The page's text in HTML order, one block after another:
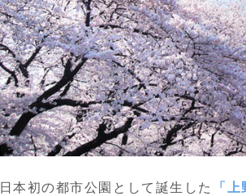
日本初の都市公園として誕生した 「